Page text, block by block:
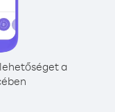
lehetőséget a